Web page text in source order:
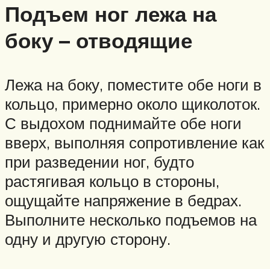
Подъем ног лежа на
боку – отводящие
Лежа на боку, поместите обе ноги в
кольцо, примерно около щиколоток.
С выдохом поднимайте обе ноги
вверх, выполняя сопротивление как
при разведении ног, будто
растягивая кольцо в стороны,
ощущайте напряжение в бедрах.
Выполните несколько подъемов на
одну и другую сторону.